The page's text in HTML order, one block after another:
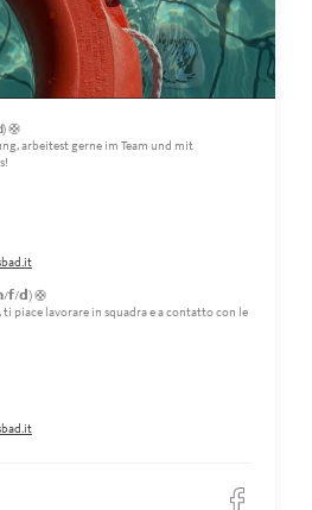
🛟
arbeitest gerne im Team und mit
𝗱) 🛟
piace lavorare in squadra e a contatto con le